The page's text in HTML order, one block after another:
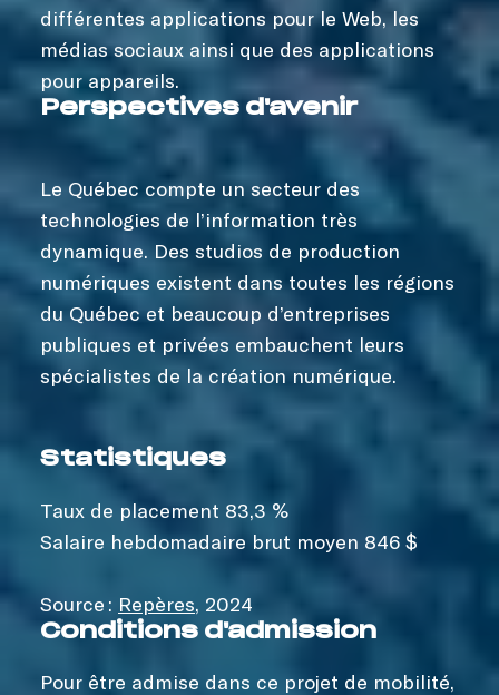
différentes applications pour le Web, les
médias sociaux ainsi que des applications
pour appareils.
Perspectives d'avenir
Le Québec compte un secteur des
technologies de l’information très
dynamique. Des studios de production
numériques existent dans toutes les régions
du Québec et beaucoup d’entreprises
publiques et privées embauchent leurs
spécialistes de la création numérique.
Statistiques
Taux de placement 83,3 %
Salaire hebdomadaire brut moyen 846 $
Source : Repères, 2024
Conditions d'admission
Pour être admise dans ce projet de mobilité,